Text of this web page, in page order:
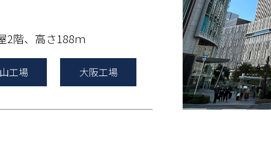
2階、高さ188ｍ
工場 大阪工場